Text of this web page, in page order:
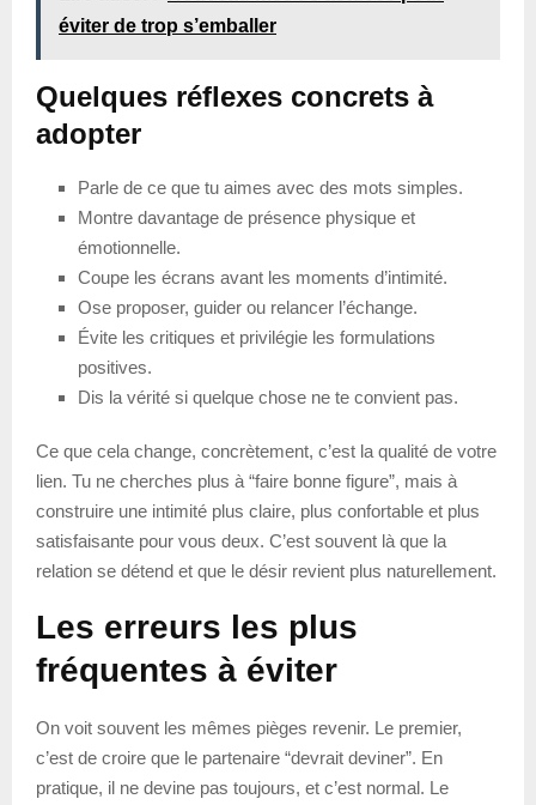
éviter de trop s’emballer
Quelques réflexes concrets à
adopter
Parle de ce que tu aimes avec des mots simples.
Montre davantage de présence physique et
émotionnelle.
Coupe les écrans avant les moments d’intimité.
Ose proposer, guider ou relancer l’échange.
Évite les critiques et privilégie les formulations
positives.
Dis la vérité si quelque chose ne te convient pas.
Ce que cela change, concrètement, c’est la qualité de votre
lien. Tu ne cherches plus à “faire bonne figure”, mais à
construire une intimité plus claire, plus confortable et plus
satisfaisante pour vous deux. C’est souvent là que la
relation se détend et que le désir revient plus naturellement.
Les erreurs les plus
fréquentes à éviter
On voit souvent les mêmes pièges revenir. Le premier,
c’est de croire que le partenaire “devrait deviner”. En
pratique, il ne devine pas toujours, et c’est normal. Le